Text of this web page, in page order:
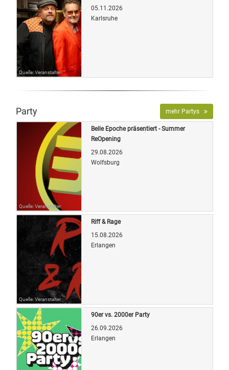
Quelle: Veranstalter
05.11.2026
Karlsruhe
Party mehr Partys
Quelle: Veranstalter
Belle Epoche präsentiert - Summer
ReOpening
29.08.2026
Wolfsburg
Quelle: Veranstalter
Riff & Rage
15.08.2026
Erlangen
90er vs. 2000er Party
26.09.2026
Erlangen